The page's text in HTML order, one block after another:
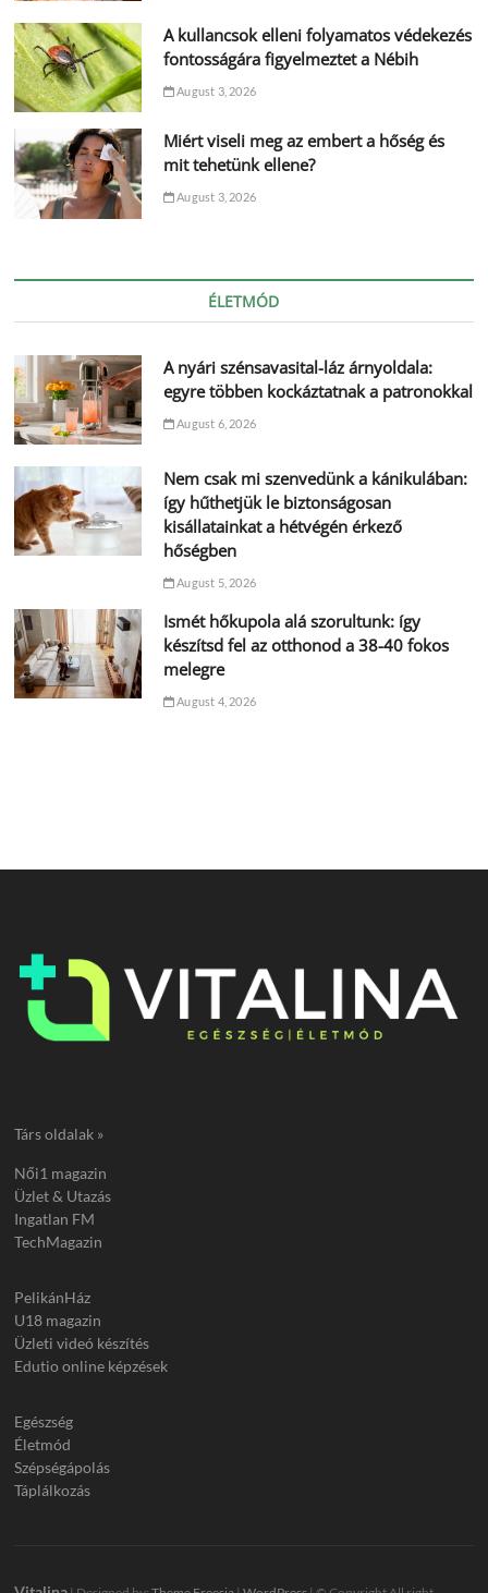
A kullancsok elleni folyamatos védekezés
fontosságára figyelmeztet a Nébih
August 3, 2026
Miért viseli meg az embert a hőség és
mit tehetünk ellene?
August 3, 2026
ÉLETMÓD
A nyári szénsavasital-láz árnyoldala:
egyre többen kockáztatnak a patronokkal
August 6, 2026
Nem csak mi szenvedünk a kánikulában:
így hűthetjük le biztonságosan
kisállatainkat a hétvégén érkező
hőségben
August 5, 2026
Ismét hőkupola alá szorultunk: így
készítsd fel az otthonod a 38-40 fokos
melegre
August 4, 2026
Társ oldalak »
Női1 magazin
Üzlet & Utazás
Ingatlan FM
TechMagazin
PelikánHáz
U18 magazin
Üzleti videó készítés
Edutio online képzések
Egészség
Életmód
Szépségápolás
Táplálkozás